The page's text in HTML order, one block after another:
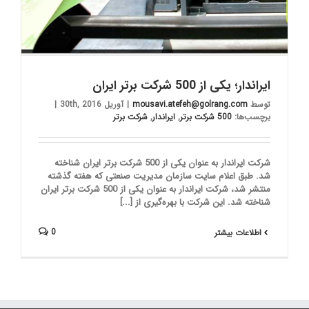
ایراندار؛ یکی از 500 شرکت برتر ایران
توسط mousavi.atefeh@golrang.com
| آوریل 30th, 2016
|
برچسب‌ها: 500 شرکت برتر , ایراندار, شرکت برتر
شرکت ایراندار به عنوان یکی از 500 شرکت برتر ایران شناخته
شد. طبق اعلام سایت سازمان مدیریت صنعتی که هفته گذشته
منتشر شد، شرکت ایراندار به عنوان یکی از 500 شرکت برتر ایران
شناخته شد. این شرکت با بهره‌گیری از [...]
اطلاعات بیشتر 0